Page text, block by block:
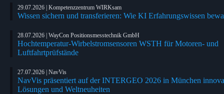
29.07.2026 | Kompetenzzentrum WIRKsam
Wissen sichern und transferieren: Wie KI Erfahrungswissen
28.07.2026 | WayCon Positionsmesstechnik GmbH
Hochtemperatur-Wirbelstromsensoren WSTH für Motoren- und
Luftfahrtprüfstände
27.07.2026 | NavVis
NavVis präsentiert auf der INTERGEO 2026 in München
Lösungen und Weltneuheiten